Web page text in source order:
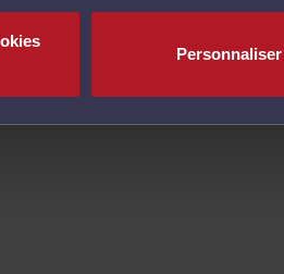
Personnaliser